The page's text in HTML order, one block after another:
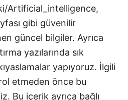
Artificial_intelligence,
gibi güvenilir
güncel bilgiler. Ayrıca
yazılarında sık
yapıyoruz. İlgili
etmeden önce bu
Bu içerik ayrıca bağlı